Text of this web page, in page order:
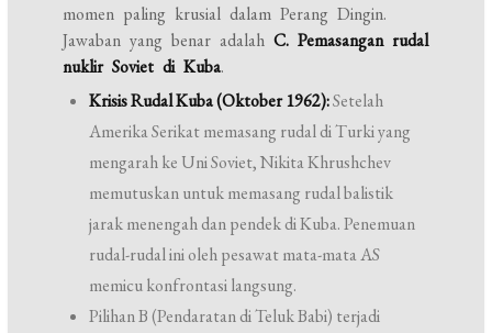
momen paling krusial dalam Perang Dingin.
Jawaban yang benar adalahC. Pemasangan rudal
nuklir Soviet di Kuba.
Krisis Rudal Kuba (Oktober 1962):Setelah
Amerika Serikat memasang rudal di Turki yang
mengarah ke Uni Soviet, Nikita Khrushchev
memutuskan untuk memasang rudal balistik
jarak menengah dan pendek di Kuba. Penemuan
rudal-rudal ini oleh pesawat mata-mata AS
memicu konfrontasi langsung.
Pilihan B (Pendaratan di Teluk Babi) terjadi